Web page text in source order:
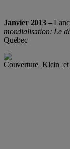
Janvier 2013 –
mondialisation: Le
Québec